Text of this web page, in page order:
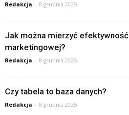
Redakcja - 8 grudnia 2025
Jak można mierzyć
marketingowej?
Redakcja - 8 grudnia 2025
Czy tabela to baza danych?
Redakcja - 8 grudnia 2025